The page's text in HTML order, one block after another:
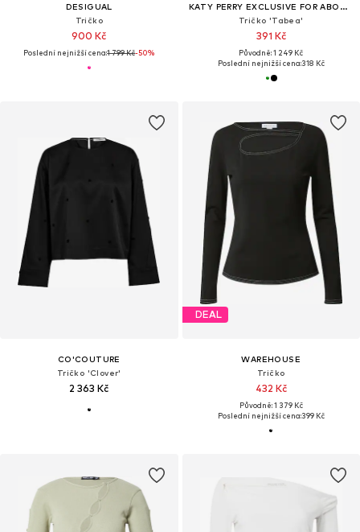
DESIGUAL
Tričko
900 Kč
Poslední nejnižší cena:1 799 Kč-50%
KATY PERRY EXCLUSIVE FOR ABOUT YOU
Tričko 'Tabea'
391 Kč
Původně: 1 249 Kč
Poslední nejnižší cena:318 Kč
CO'COUTURE
Tričko 'Clover'
2 363 Kč
DEAL
WAREHOUSE
Tričko
432 Kč
Původně: 1 379 Kč
Poslední nejnižší cena:399 Kč